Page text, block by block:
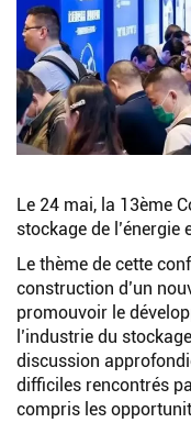
Le 24 mai, la 13ème
stockage de l’énergie
Le thème de cette
construction d’un
promouvoir le
l’industrie du
discussion
difficiles rencontrés
compris les